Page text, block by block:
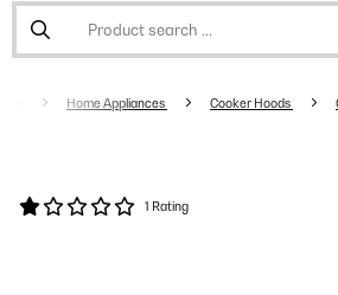
Home Appliances Cooker Hoods
1 Rating